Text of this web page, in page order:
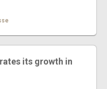
its growth in